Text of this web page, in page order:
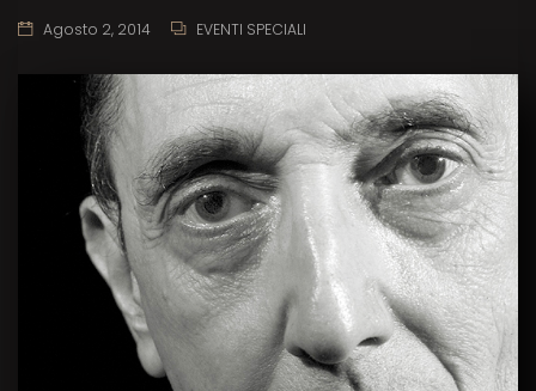
Agosto 2, 2014 EVENTI SPECIALI